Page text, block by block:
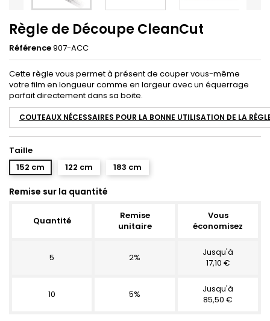
Règle de Découpe CleanCut
Référence907-ACC
Cette règle vous permet à présent de couper vous-même
votre film en longueur comme en largeur avec un équerrage
parfait directement dans sa boite.
COUTEAUX NÉCESSAIRES POUR LA BONNE UTILISATION DE LA
Taille
152 cm
122 cm 183 cm
Remise sur la quantité
Quantité
Remise
unitaire
Vous
économisez
5 2%
Jusqu'à
17,10 €
10 5%
Jusqu'à
85,50 €